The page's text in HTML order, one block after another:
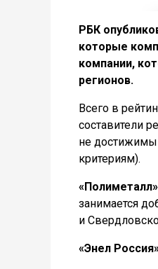
РБК
которые
компании,
регионов.
Всего в
составители
не
критериям).
«Полиметалл»
занимается
и
«Энел